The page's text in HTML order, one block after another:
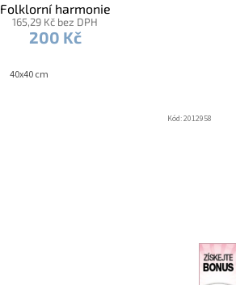
Folklorní harmonie
165,29 Kč bez DPH
200 Kč
40x40 cm
Kód:2012958